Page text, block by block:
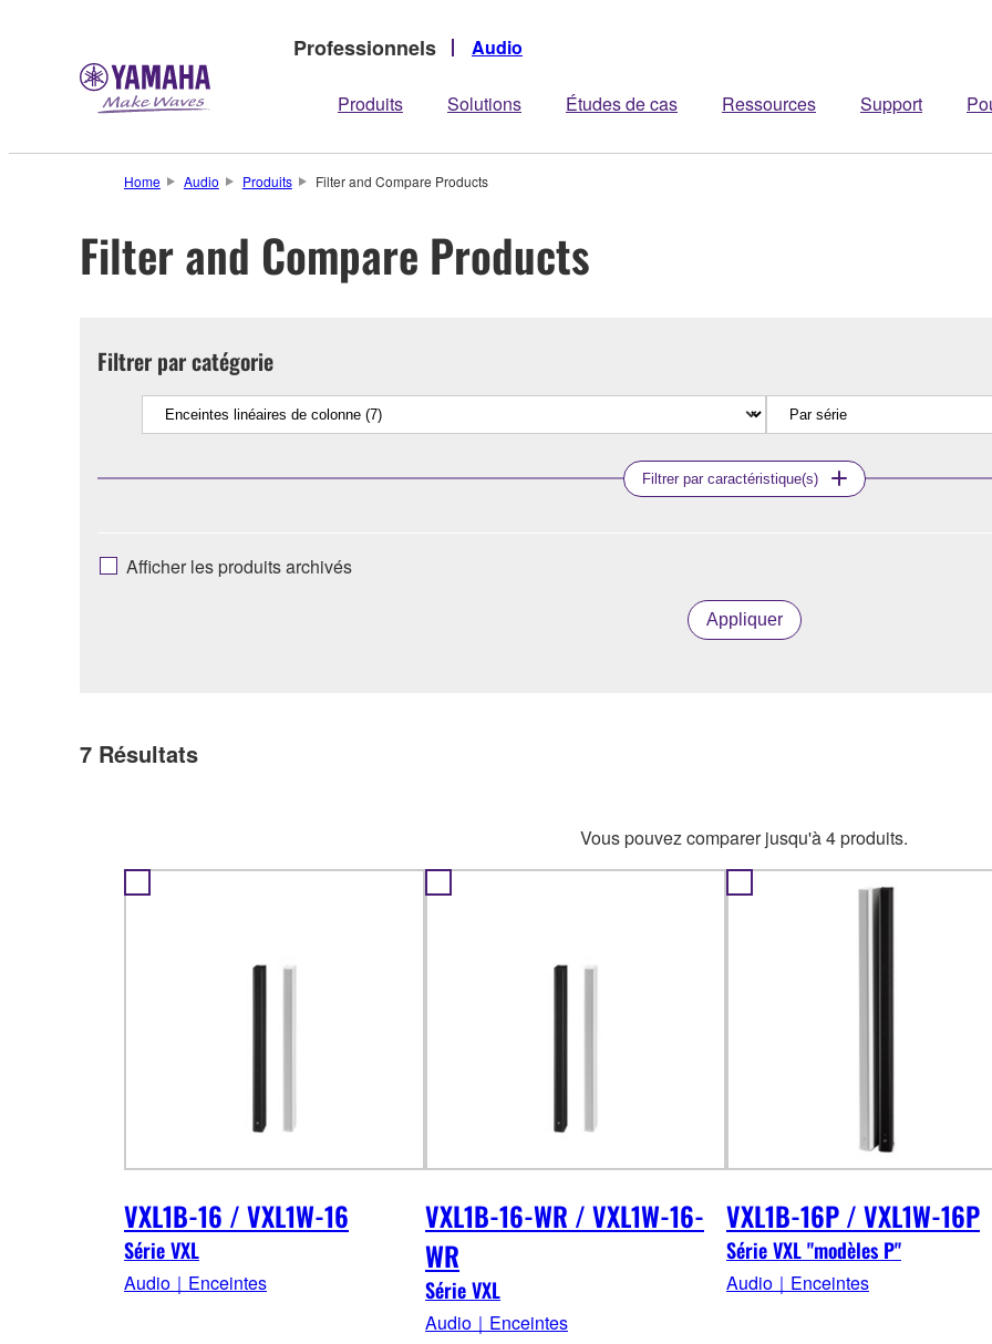
Professionnels Audio
Produits Solutions Études de cas Ressources Support
Home Audio Produits Filter and Compare Products
Filter and Compare Products
Filtrer par catégorie
Filtrer par caractéristique(s)
Afficher les produits archivés
Appliquer
7 Résultats
Vous pouvez comparer jusqu'à 4 produits.
VXL1B-16 / VXL1W-16
Série VXL
Audio｜Enceintes
VXL1B-16-WR / VXL1W-16-
WR
Série VXL
Audio｜Enceintes
VXL1B-16P / VXL1W-16P
Série VXL "modèles P"
Audio｜Enceintes